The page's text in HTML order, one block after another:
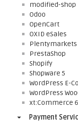
modified-shop
Odoo
OpenCart
OXID eSales
Plentymarkets
PrestaShop
Shopify
Shopware 5
WordPress E-
WordPress
xt:Commerce
Payment